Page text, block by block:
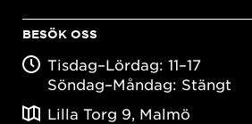
BESÖK OSS
Tisdag–Lördag: 11–17
Söndag–Måndag: Stängt
Lilla Torg 9, Malmö